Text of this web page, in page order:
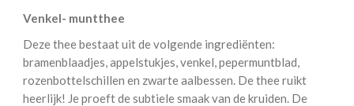
Venkel- muntthee
Deze thee bestaat uit de volgende ingrediënten:
bramenblaadjes, appelstukjes, venkel, pepermuntblad,
rozenbottelschillen en zwarte aalbessen. De thee ruikt
heerlijk! Je proeft de subtiele smaak van de kruiden. De